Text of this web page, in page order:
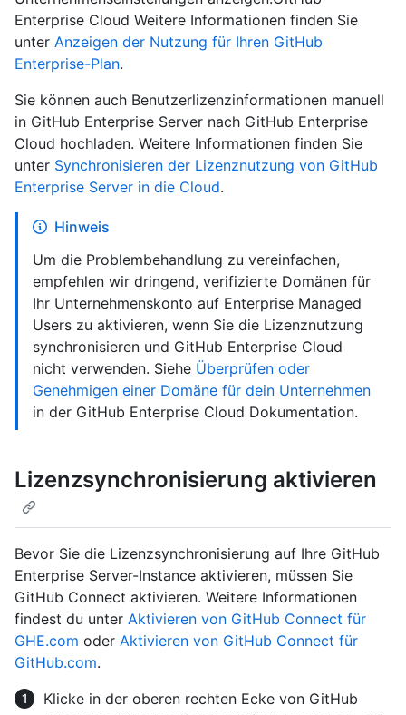
Enterprise Cloud Weitere Informationen finden Sie
unter Anzeigen der Nutzung für Ihren GitHub
Enterprise-Plan.
Sie können auch Benutzerlizenzinformationen manuell
in GitHub Enterprise Server nach GitHub Enterprise
Cloud hochladen. Weitere Informationen finden Sie
unter Synchronisieren der Lizenznutzung von GitHub
Enterprise Server in die Cloud.
Hinweis
Um die Problembehandlung zu vereinfachen,
empfehlen wir dringend, verifizierte Domänen für
Ihr Unternehmenskonto auf Enterprise Managed
Users zu aktivieren, wenn Sie die Lizenznutzung
synchronisieren und GitHub Enterprise Cloud
nicht verwenden. Siehe Überprüfen oder
Genehmigen einer Domäne für dein Unternehmen
in der GitHub Enterprise Cloud Dokumentation.
Lizenzsynchronisierung aktivieren
Bevor Sie die Lizenzsynchronisierung auf Ihre GitHub
Enterprise Server-Instance aktivieren, müssen Sie
GitHub Connect aktivieren. Weitere Informationen
findest du unter Aktivieren von GitHub Connect für
GHE.com oder Aktivieren von GitHub Connect für
GitHub.com.
Klicke in der oberen rechten Ecke von GitHub